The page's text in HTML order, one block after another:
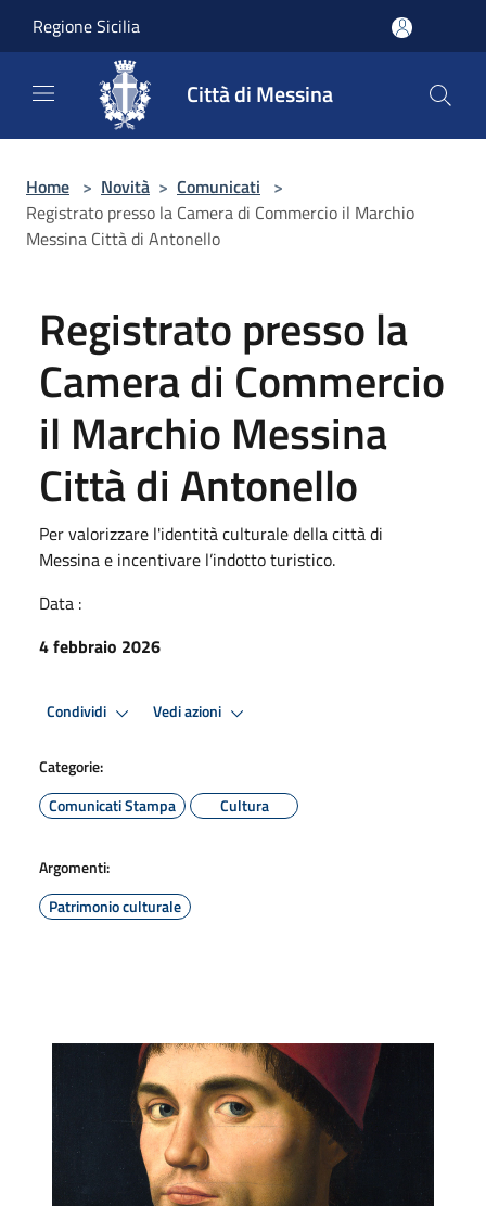
Regione Sicilia
Città di Messina
Home > Novità > Comunicati >
Registrato presso la Camera di Commercio il Marchio
Messina Città di Antonello
Registrato presso la
Camera di Commercio
il Marchio Messina
Città di Antonello
Per valorizzare l'identità culturale della città di
Messina e incentivare l’indotto turistico.
Data :
4 febbraio 2026
Condividi Vedi azioni
Categorie:
Comunicati Stampa
Cultura
Argomenti:
Patrimonio culturale